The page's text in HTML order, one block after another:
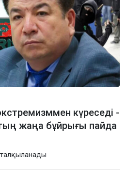
күреседі -
жаңа бұйрығы пайда
талқыланады